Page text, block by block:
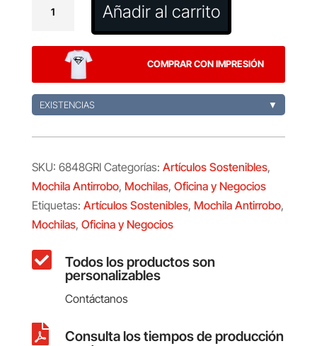
Antirrobo
cantidad
Añadir al carrito
COMPRAR CON IMPRESIÓN
EXISTENCIAS ▼
SKU: 6848GRI Categorías: Artículos Sostenibles,
Mochila Antirrobo, Mochilas, Oficina y Negocios
Etiquetas: Artículos Sostenibles, Mochila Antirrobo,
Mochilas, Oficina y Negocios
 Todos los productos son
personalizables
Contáctanos
 Consulta los tiempos de producción